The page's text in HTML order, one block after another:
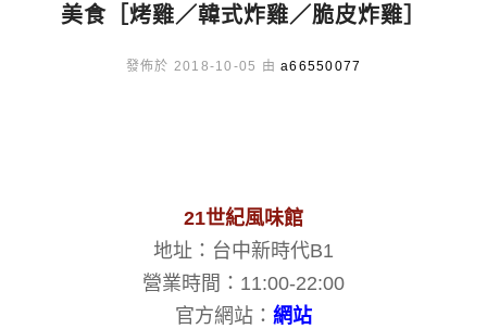
美食［烤雞／韓式炸雞／脆皮炸雞］
發佈於 2018-10-05 由 a66550077
21世紀風味館
地址：台中新時代B1
營業時間：11:00-22:00
官方網站： 網站